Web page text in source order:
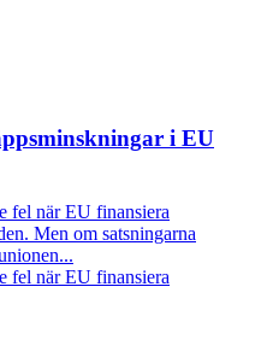
i EU
fel när EU finansiera
Men om satsningarna
fel när EU finansiera